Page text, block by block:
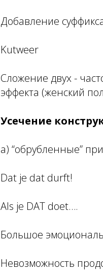
Добавление
Kutweer
Сложение двух -
эффекта (женский
Усечение
а) “обрубленные”
Dat je dat durft!
Als je DAT doet….
Большое
Невозможность